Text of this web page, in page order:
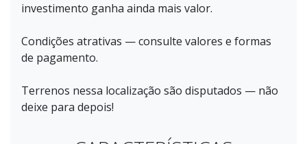
investimento ganha ainda mais valor.
Condições atrativas — consulte valores e formas
de pagamento.
Terrenos nessa localização são disputados — não
deixe para depois!